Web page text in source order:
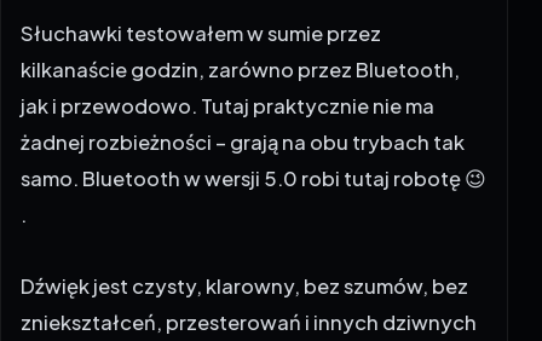
Słuchawki testowałem w sumie przez
kilkanaście godzin, zarówno przez Bluetooth,
jak i przewodowo. Tutaj praktycznie nie ma
żadnej rozbieżności – grają na obu trybach tak
samo. Bluetooth w wersji 5.0 robi tutaj robotę 😉
.
Dźwięk jest czysty, klarowny, bez szumów, bez
zniekształceń, przesterowań i innych dziwnych